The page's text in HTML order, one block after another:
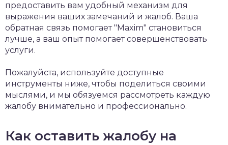
предоставить вам удобный механизм для
выражения ваших замечаний и жалоб. Ваша
обратная связь помогает "Maxim" становиться
лучше, а ваш опыт помогает совершенствовать
услуги.
Пожалуйста, используйте доступные
инструменты ниже, чтобы поделиться своими
мыслями, и мы обязуемся рассмотреть каждую
жалобу внимательно и профессионально.
Как оставить жалобу на